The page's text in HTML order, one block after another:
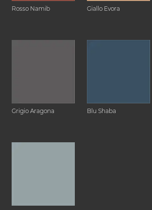
Rosso Namib Giallo Evora
Grigio Aragona Blu Shaba